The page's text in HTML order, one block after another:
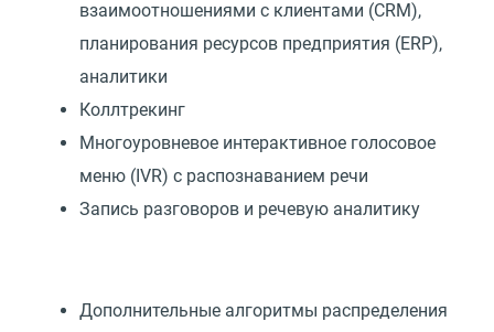
взаимоотношениями с клиентами (CRM),
планирования ресурсов предприятия (ERP),
аналитики
Коллтрекинг
Многоуровневое интерактивное голосовое
меню ( IVR) с распознаванием речи
Запись разговоров и речевую аналитику
Дополнительные алгоритмы распределения